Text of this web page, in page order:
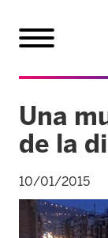
Una
de la
10/01/2015